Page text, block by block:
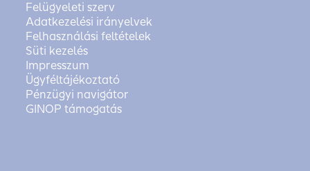
Felügyeleti szerv
Adatkezelési irányelvek
Felhasználási feltételek
Süti kezelés
Impresszum
Ügyféltájékoztató
Pénzügyi navigátor
GINOP támogatás